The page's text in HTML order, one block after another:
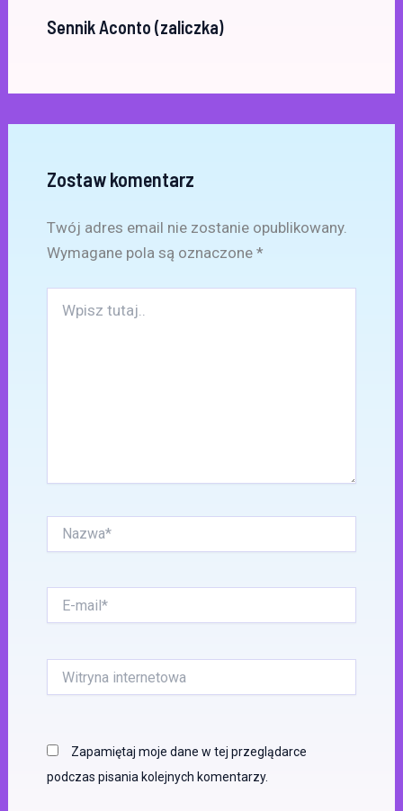
Sennik Aconto (zaliczka)
Zostaw komentarz
Twój adres email nie zostanie opublikowany.
Wymagane pola są oznaczone *
tutaj..
mail*
internetowa
Zapamiętaj moje dane w tej przeglądarce
podczas pisania kolejnych komentarzy.